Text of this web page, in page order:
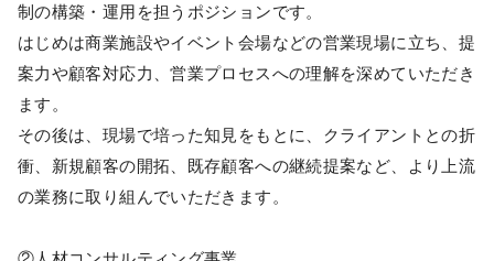
制の構築・運用を担うポジションです。
はじめは商業施設やイベント会場などの営業現場に立ち、提
案力や顧客対応力、営業プロセスへの理解を深めていただき
ます。
その後は、現場で培った知見をもとに、クライアントとの折
衝、新規顧客の開拓、既存顧客への継続提案など、より上流
の業務に取り組んでいただきます。